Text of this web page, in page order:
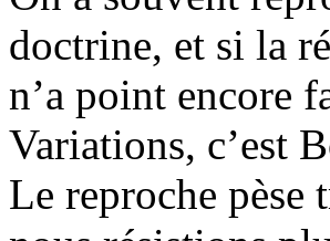
doctrine, et si la
n’a point encore
Variations, c’est
Le reproche